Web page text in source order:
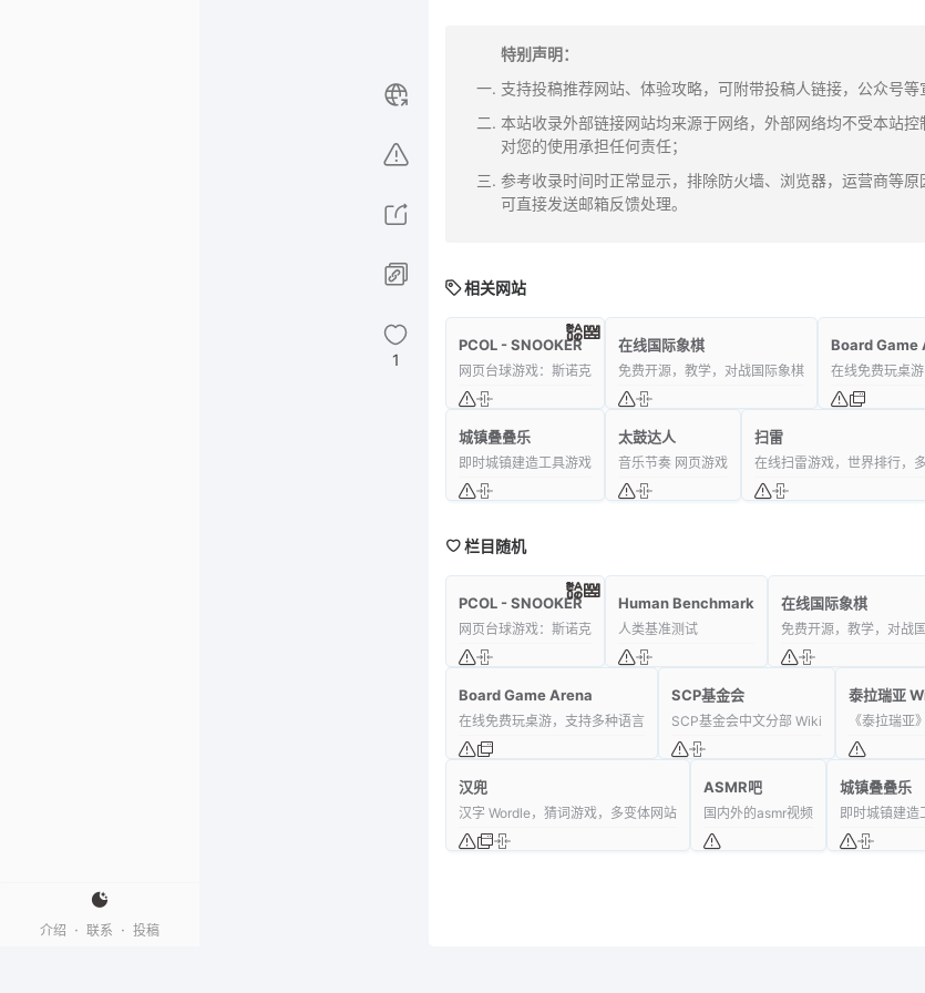
介绍 · 联系 · 投稿
1
特别声明：
支持投稿推荐网站、体验攻略，可附带投稿人链接，公众号
本站收录外部链接网站均来源于网络，外部网络均不受本站
对您的使用承担任何责任；
参考收录时间时正常显示，排除防火墙、浏览器，运营商等
可直接发送邮箱反馈处理。
相关网站
PCOL - SNOOKER
网页台球游戏：斯诺克
在线国际象棋
免费开源，教学，对战国际象棋
Board Game
在线免费玩桌
城镇叠叠乐
即时城镇建造工具游戏
太鼓达人
音乐节奏 网页游戏
扫雷
在线扫雷游戏，世界排行，
栏目随机
PCOL - SNOOKER
网页台球游戏：斯诺克
Human Benchmark
人类基准测试
在线国际象棋
免费开源，教学，对战
Board Game Arena
在线免费玩桌游，支持多种语言
SCP基金会
SCP基金会中文分部 Wiki
泰拉瑞亚
《泰拉瑞亚
汉兜
汉字 Wordle，猜词游戏，多变体网站
ASMR吧
国内外的asmr视频
城镇叠叠乐
即时城镇建造